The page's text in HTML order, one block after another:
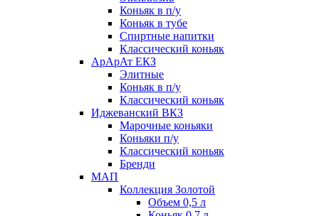
Коньяк в п/у
Коньяк в тубе
Спиртные напитки
Классический коньяк
АрАрАт ЕКЗ
Элитные
Коньяк в п/у
Классический коньяк
Иджеванский ВКЗ
Марочные коньяки
Коньяки п/у
Классический коньяк
Бренди
МАП
Коллекция Золотой
Объем 0,5 л